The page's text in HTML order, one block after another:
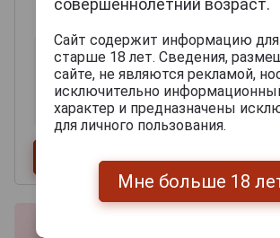
Сайт содержит информацию для
старше 18 лет. Сведения,
сайте, не являются рекламой,
исключительно
характер и предназначены
для личного пользования.
Мне больше 18